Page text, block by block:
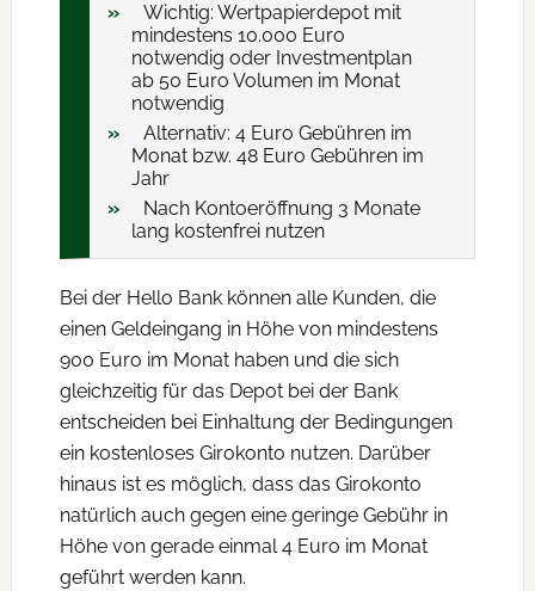
Wichtig: Wertpapierdepot mit
mindestens 10.000 Euro
notwendig oder Investmentplan
ab 50 Euro Volumen im Monat
notwendig
Alternativ: 4 Euro Gebühren im
Monat bzw. 48 Euro Gebühren im
Jahr
Nach Kontoeröffnung 3 Monate
lang kostenfrei nutzen
Bei der Hello Bank können alle Kunden, die
einen Geldeingang in Höhe von mindestens
900 Euro im Monat haben und die sich
gleichzeitig für das Depot bei der Bank
entscheiden bei Einhaltung der Bedingungen
ein kostenloses Girokonto nutzen. Darüber
hinaus ist es möglich, dass das Girokonto
natürlich auch gegen eine geringe Gebühr in
Höhe von gerade einmal 4 Euro im Monat
geführt werden kann.